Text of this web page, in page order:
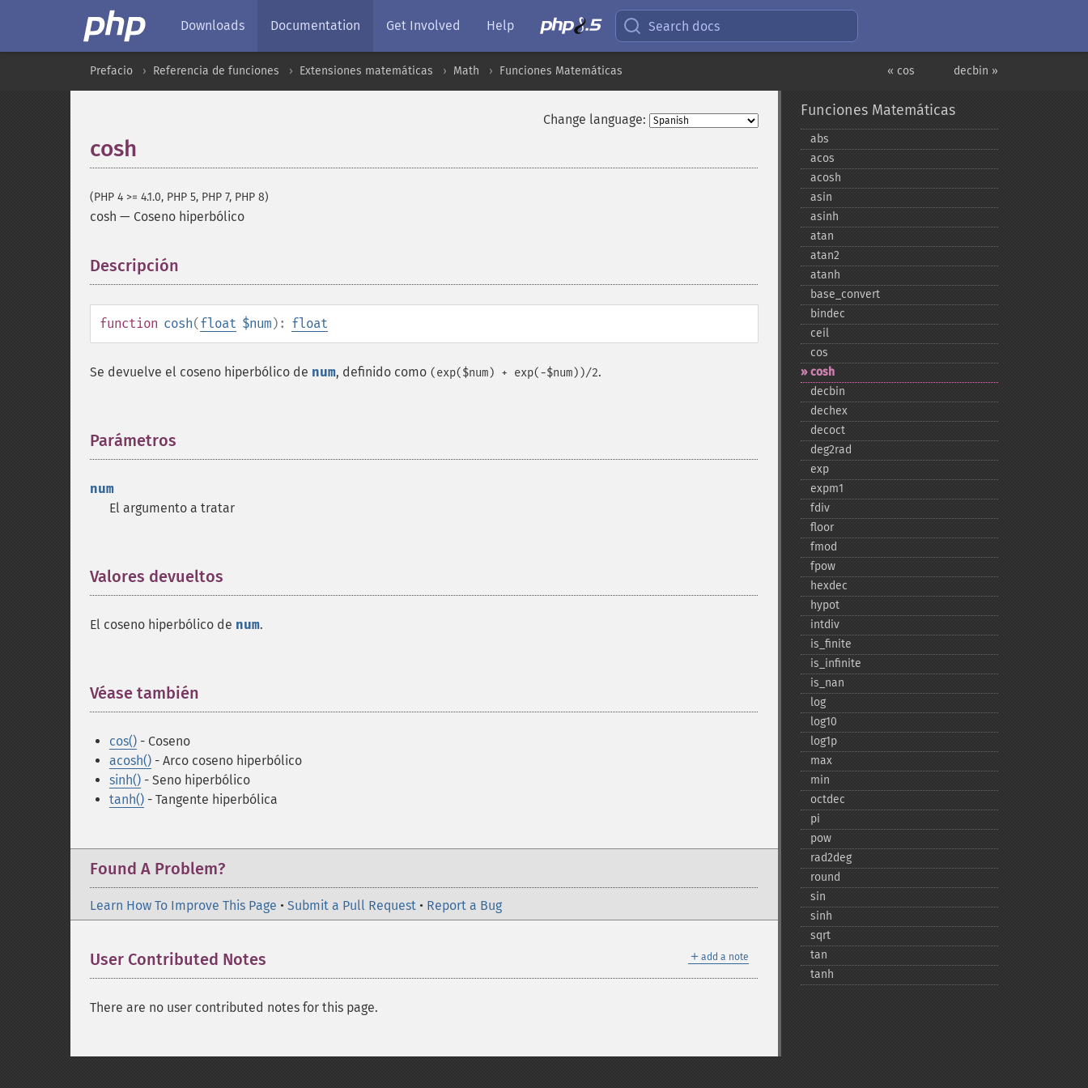
Downloads Documentation Get Involved Help Search docs
decbin »
« cos
Prefacio Referencia de funciones Extensiones matemáticas Math Funciones Matemáticas
Change language:
cosh
(PHP 4 >= 4.1.0, PHP 5, PHP 7, PHP 8)
cosh — Coseno hiperbólico
Descripción
function cosh(float $num): float
Se devuelve el coseno hiperbólico de num, definido como (exp($num) + exp(-$num))/2.
Parámetros
num
El argumento a tratar
Valores devueltos
El coseno hiperbólico de num.
Véase también
cos() - Coseno
acosh() - Arco coseno hiperbólico
sinh() - Seno hiperbólico
tanh() - Tangente hiperbólica
Found A Problem?
Learn How To Improve This Page • Submit a Pull Request • Report a Bug
＋ add a note
User Contributed Notes
There are no user contributed notes for this page.
Funciones Matemáticas
abs
acos
acosh
asin
asinh
atan
atan2
atanh
base_​convert
bindec
ceil
cos
cosh
decbin
dechex
decoct
deg2rad
exp
expm1
fdiv
floor
fmod
fpow
hexdec
hypot
intdiv
is_​finite
is_​infinite
is_​nan
log
log10
log1p
max
min
octdec
pi
pow
rad2deg
round
sin
sinh
sqrt
tan
tanh